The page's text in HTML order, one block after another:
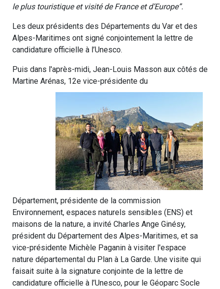
le plus touristique et visité de France et d’Europe”.
Les deux présidents des Départements du Var et des
Alpes-Maritimes ont signé conjointement la lettre de
candidature officielle à l’Unesco.
Puis dans l'après-midi, Jean-Louis Masson aux côtés de
Martine Arénas, 12e vice-présidente du
Département, présidente de la commission
Environnement, espaces naturels sensibles (ENS) et
maisons de la nature, a invité Charles Ange Ginésy,
président du Département des Alpes-Maritimes, et sa
vice-présidente Michèle Paganin à visiter l'espace
nature départemental du Plan à La Garde. Une visite qui
faisait suite à la signature conjointe de la lettre de
candidature officielle à l’Unesco, pour le Géoparc Socle